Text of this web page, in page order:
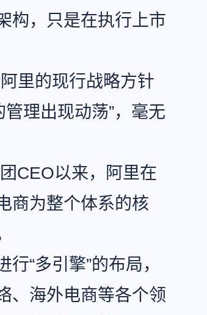
构，只是在执行上市
里的现行战略方针
理出现动荡”，毫无
CEO以来，阿里在
商为整个体系的核
“多引擎”的布局，
、海外电商等各个领